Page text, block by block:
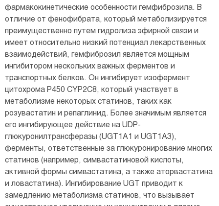
фармакокинетические особенности гемфиброзила. В
отличие от фенофибрата, который метаболизируется
преимущественно путем гидролиза эфирной связи и
имеет относительно низкий потенциал лекарственных
взаимодействий, гемфиброзил является мощным
ингибитором нескольких важных ферментов и
транспортных белков. Он ингибирует изофермент
цитохрома P450 CYP2C8, который участвует в
метаболизме некоторых статинов, таких как
розувастатин и репаглинид. Более значимым является
его ингибирующее действие на UDP-
глюкуронилтрансферазы (UGT1A1 и UGT1A3),
ферменты, ответственные за глюкуронирование многих
статинов (например, симвастатиновой кислоты,
активной формы симвастатина, а также аторвастатина
и ловастатина). Ингибирование UGT приводит к
замедлению метаболизма статинов, что вызывает